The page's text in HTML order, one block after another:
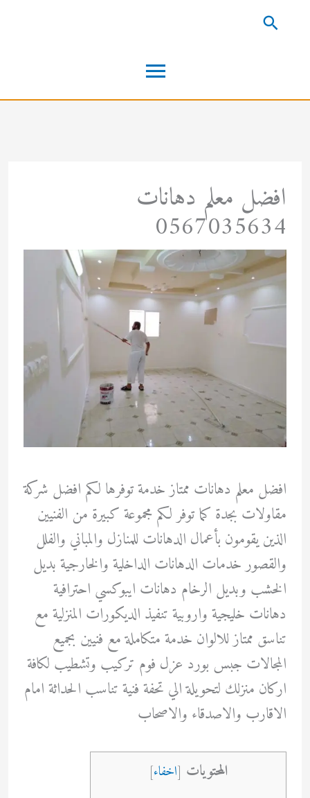
القائمة
الرئيسية
البحث
افضل معلم دهانات
0567035634
افضل معلم دهانات ممتاز خدمة توفرها لكم افضل شركة
مقاولات بجدة كما توفر لكم مجموعة كبيرة من الفنيين
الذين يقومون بأعمال الدهانات للمنازل والمباني والفلل
والقصور خدمات الدهانات الداخلية والخارجية بديل
الخشب وبديل الرخام دهانات ايبوكسي احترافية
دهانات خليجية واروبية تنفيذ الديكورات المنزلية مع
تناسق ممتاز للالوان خدمة متكاملة مع فنيين بجميع
المجالات جبس بورد عزل فوم تركيب وتشطيب لكافة
اركان منزلك لتحويلة الي تحفة فنية تناسب الحداثة امام
الاقارب والاصدقاء والاصحاب
المحتويات [اخفاء]